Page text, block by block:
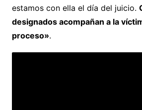
estamos con ella el día del juicio.
designados acompañan a la
proceso».